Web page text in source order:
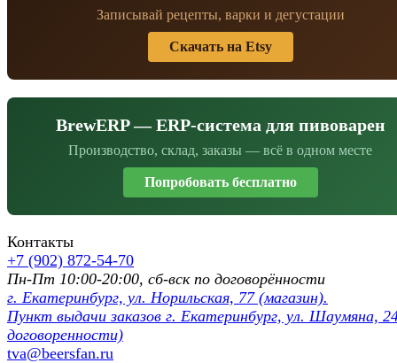
Записывай рецепты, варки и дегустации
Скачать на Etsy
BrewERP — ERP-система для пивоварен
Производство, склад, заказы — всё в одном месте
Попробовать бесплатно
Контакты
+7 (902) 872-54-70
Пн-Пт 10:00-20:00, сб-вск по договорённости
г. Екатеринбург, ул. Норильская, 77 (магазин).
Пункт выдачи заказов г. Екатеринбург, ул. Шаумяна,
договоренности)
tva@beersfan.ru